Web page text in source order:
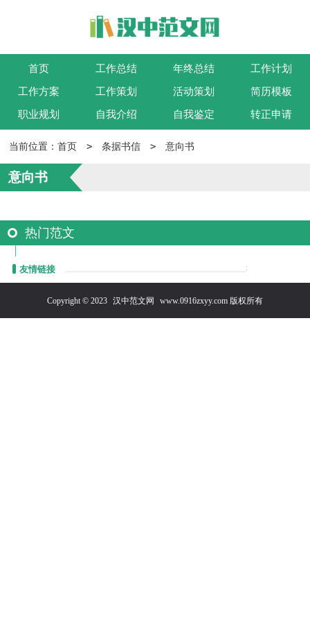
首页 工作总结 年终总结 工作计划
工作方案 工作策划 活动策划 简历模板
职业规划 自我介绍 自我鉴定 转正申请
当前位置：首页 > 条据书信 > 意向书
意向书
热门范文
友情链接 :
Copyright © 2023 汉中范文网 www.0916zxyy.com 版权所有